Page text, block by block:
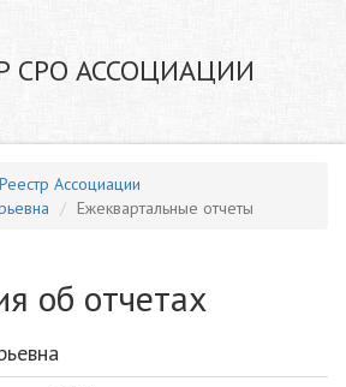
СРО АССОЦИАЦИИ
Реестр Ассоциации
Ежеквартальные отчеты
об отчетах